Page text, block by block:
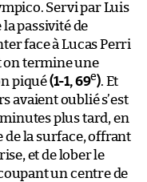
Servi par Luis
passivité de
face à Lucas Perri
on termine une
piqué(1-1, 69e). Et
avaient oublié s’est
plus tard, en
de la surface, offrant
et de lober le
un centre de